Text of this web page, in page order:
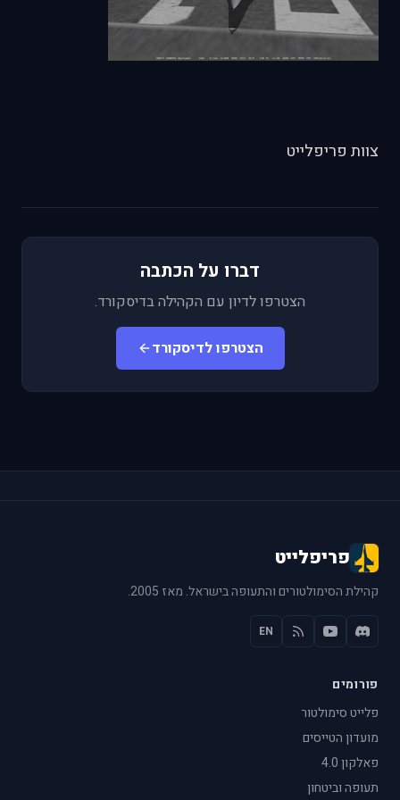
צוות פריפלייט
דברו על הכתבה
הצטרפו לדיון עם הקהילה בדיסקורד.
הצטרפו לדיסקורד
פריפלייט
קהילת הסימולטורים והתעופה בישראל. מאז 2005.
EN
פורומים
פלייט סימולטור
מועדון הטייסים
פאלקון 4.0
תעופה וביטחון